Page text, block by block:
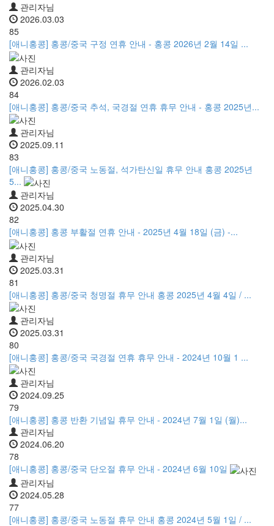
관리자님
2026.03.03
85
[애니홍콩] 홍콩/중국 구정 연휴 안내 - 홍콩 2026년 2월 14일 ...
관리자님
2026.02.03
84
[애니홍콩] 홍콩/중국 추석, 국경절 연휴 휴무 안내 - 홍콩 2025년...
관리자님
2025.09.11
83
[애니홍콩] 홍콩/중국 노동절, 석가탄신일 휴무 안내 홍콩 2025년
5...
관리자님
2025.04.30
82
[애니홍콩] 홍콩 부활절 연휴 안내 - 2025년 4월 18일 (금) -...
관리자님
2025.03.31
81
[애니홍콩] 홍콩/중국 청명절 휴무 안내 홍콩 2025년 4월 4일 / ...
관리자님
2025.03.31
80
[애니홍콩] 홍콩/중국 국경절 연휴 휴무 안내 - 2024년 10월 1 ...
관리자님
2024.09.25
79
[애니홍콩] 홍콩 반환 기념일 휴무 안내 - 2024년 7월 1일 (월)...
관리자님
2024.06.20
78
[애니홍콩] 홍콩/중국 단오절 휴무 안내 - 2024년 6월 10일
관리자님
2024.05.28
77
[애니홍콩] 홍콩/중국 노동절 휴무 안내 홍콩 2024년 5월 1일 / ...